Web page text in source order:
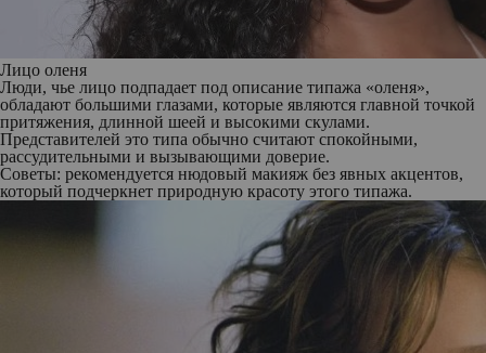
Лицо оленя
Люди, чье лицо подпадает под описание типажа «оленя»,
обладают большими глазами, которые являются главной точкой
притяжения, длинной шеей и высокими скулами.
Представителей это типа обычно считают спокойными,
рассудительными и вызывающими доверие.
Советы: рекомендуется нюдовый макияж без явных акцентов,
который подчеркнет природную красоту этого типажа.